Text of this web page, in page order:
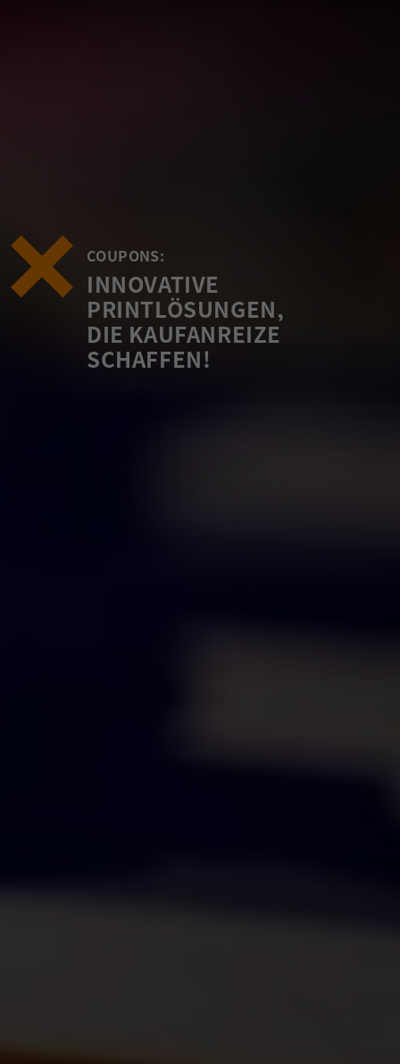
COUPONS:
INNOVATIVE
PRINTLÖSUNGEN,
DIE KAUFANREIZE
SCHAFFEN!